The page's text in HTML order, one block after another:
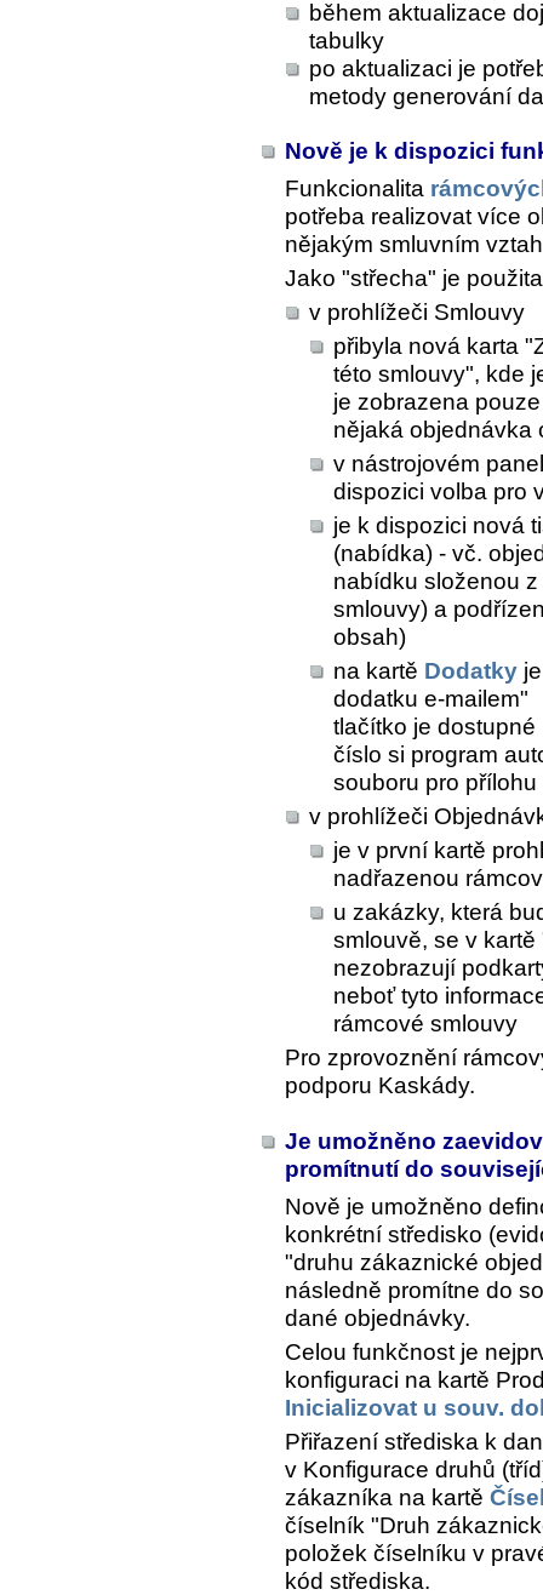
během aktualizace
tabulky
po aktualizaci je
metody generování
Nově je k dispozici
Funkcionalita
potřeba realizovat více
nějakým smluvním
Jako "střecha" je
v prohlížeči Smlouvy
přibyla nová karta
této smlouvy", kde
je zobrazena
nějaká objednávka
v nástrojovém
dispozici volba pro
je k dispozici nová
(nabídka) - vč.
nabídku složenou
smlouvy) a
obsah)
na kartě Dodatky
dodatku e-mailem"
tlačítko je
číslo si program
souboru pro přílohu
v prohlížeči
je v první kartě
nadřazenou
u zakázky, která
smlouvě, se v
nezobrazují
neboť tyto
rámcové smlouvy
Pro zprovoznění
podporu Kaskády.
Je umožněno
promítnutí do
Nově je umožněno
konkrétní středisko
"druhu zákaznické
následně promítne do
dané objednávky.
Celou funkčnost je
konfiguraci na kartě
Inicializovat u souv.
Přiřazení střediska k
v Konfigurace druhů
zákazníka na kartě
číselník "Druh
položek číselníku v
kód střediska.